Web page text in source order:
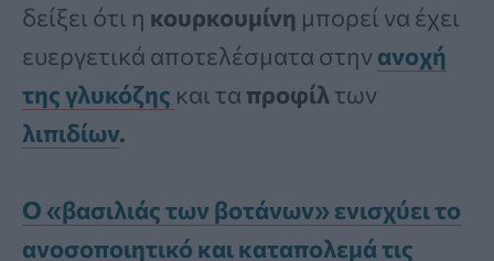
δείξει ότι η κουρκουμίνη μπορεί να έχει
ευεργετικά αποτελέσματα στην ανοχή
τηςγλυκόζης και τα προφίλτων
λιπιδίων.
Ο «βασιλιάς των βοτάνων» ενισχύει το
ανοσοποιητικό και καταπολεμά τις